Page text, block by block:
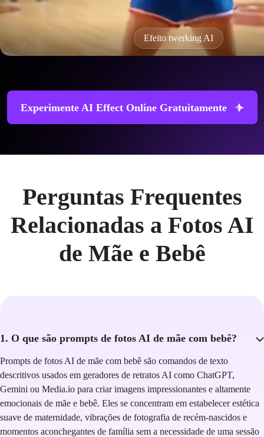
Efeito twerking AI
Experimente AI Effect Online Gratuitamente
Perguntas Frequentes
Relacionadas a Fotos AI
de Mãe e Bebê
1. O que são prompts de fotos AI de mãe com bebê?
Prompts de fotos AI de mãe com bebê são comandos de texto
descritivos usados em geradores de retratos AI como ChatGPT,
Gemini ou Media.io para criar imagens impressionantes e altamente
emocionais de mãe e bebê. Eles se concentram em estabelecer estética
suave de maternidade, vibrações de fotografia de recém-nascidos e
momentos aconchegantes de família sem a necessidade de uma sessão